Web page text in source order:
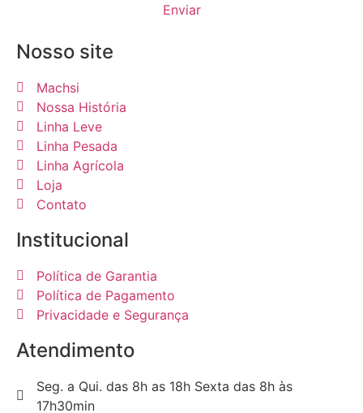
Enviar
Nosso site
Machsi
Nossa História
Linha Leve
Linha Pesada
Linha Agrícola
Loja
Contato
Institucional
Política de Garantia
Política de Pagamento
Privacidade e Segurança
Atendimento
Seg. a Qui. das 8h as 18h Sexta das 8h às
17h30min